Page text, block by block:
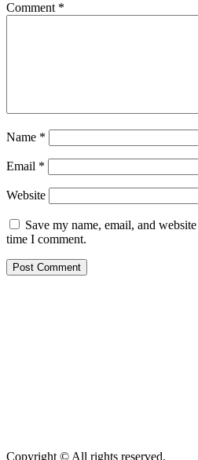
Comment *
Name *
Email *
Website
Save my name, email, and
time I comment.
Copyright © All rights reserved.